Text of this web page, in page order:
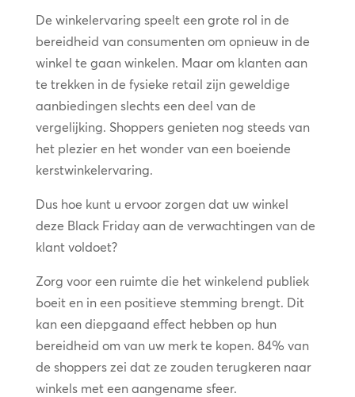
De winkelervaring speelt een grote rol in de
bereidheid van consumenten om opnieuw in de
winkel te gaan winkelen. Maar om klanten aan
te trekken in de fysieke retail zijn geweldige
aanbiedingen slechts een deel van de
vergelijking. Shoppers genieten nog steeds van
het plezier en het wonder van een boeiende
kerstwinkelervaring.
Dus hoe kunt u ervoor zorgen dat uw winkel
deze Black Friday aan de verwachtingen van de
klant voldoet?
Zorg voor een ruimte die het winkelend publiek
boeit en in een positieve stemming brengt. Dit
kan een diepgaand effect hebben op hun
bereidheid om van uw merk te kopen. 84% van
de shoppers zei dat ze zouden terugkeren naar
winkels met een aangename sfeer.